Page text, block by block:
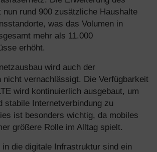
rund 900 zusätzliche Haushalte
was das Volumen in
mehr als 11.000
erhöht.
wird auch der
nicht vernachlässigt. Die Verfügbarkeit
wird kontinuierlich ausgebaut, um
stabile Internetverbindung zu
ist besonders wichtig, da mobiles
größere Rolle im Alltag spielt.
die digitale Infrastruktur sind ein